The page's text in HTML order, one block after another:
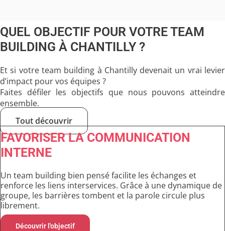
QUEL OBJECTIF POUR VOTRE TEAM
BUILDING À CHANTILLY ?
Et si votre team building à Chantilly devenait un vrai levier
d’impact pour vos équipes ?
Faites défiler les objectifs que nous pouvons atteindre
ensemble.
Tout découvrir
FAVORISER LA COMMUNICATION
INTERNE
Un team building bien pensé facilite les échanges et
renforce les liens interservices. Grâce à une dynamique de
groupe, les barrières tombent et la parole circule plus
librement.
Découvrir l'objectif